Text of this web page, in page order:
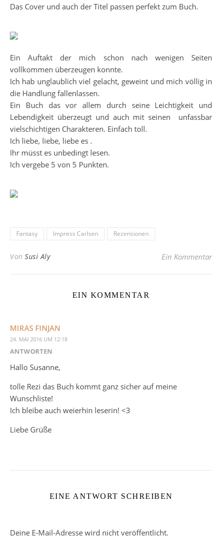
Das Cover und auch der Titel passen perfekt zum Buch.
Ein Auftakt der mich schon nach wenigen Seiten
vollkommen überzeugen konnte.
Ich hab unglaublich viel gelacht, geweint und mich völlig in
die Handlung fallenlassen.
Ein Buch das vor allem durch seine Leichtigkeit und
Lebendigkeit überzeugt und auch mit seinen unfassbar
vielschichtigen Charakteren. Einfach toll.
Ich liebe, liebe, liebe es .
Ihr müsst es unbedingt lesen.
Ich vergebe 5 von 5 Punkten.
Fantasy Impress Carlsen Rezensionen
Von Susi Aly Ein Kommentar
EIN KOMMENTAR
MIRAS FINJAN
24. MAI 2016 UM 12:18
ANTWORTEN
Hallo Susanne,
tolle Rezi das Buch kommt ganz sicher auf meine
Wunschliste!
Ich bleibe auch weierhin leserin! <3
Liebe Grüße
EINE ANTWORT SCHREIBEN
Deine E-Mail-Adresse wird nicht veröffentlicht.